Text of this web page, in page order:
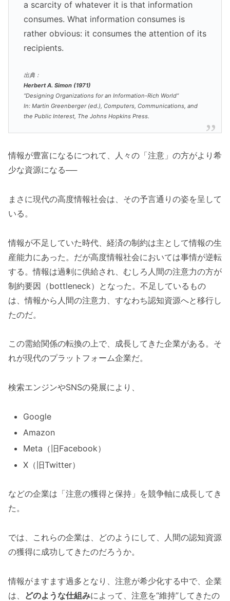
a scarcity of whatever it is that information
consumes. What information consumes is
rather obvious: it consumes the attention of its
recipients.
出典：
Herbert A. Simon (1971)
“Designing Organizations for an Information-Rich World”
In: Martin Greenberger (ed.), Computers, Communications, and
the Public Interest, The Johns Hopkins Press.
情報が豊富になるにつれて、人々の「注意」の方がより希
少な資源になる──
まさに現代の高度情報社会は、その予言通りの姿を呈して
いる。
情報が不足していた時代、経済の制約は主として情報の生
産能力にあった。だが高度情報社会においては事情が逆転
する。情報は過剰に供給され、むしろ人間の注意力の方が
制約要因（bottleneck）となった。不足しているもの
は、情報から人間の注意力、すなわち認知資源へと移行し
たのだ。
この需給関係の転換の上で、成長してきた企業がある。そ
れが現代のプラットフォーム企業だ。
検索エンジンやSNSの発展により、
Google
Amazon
Meta（旧Facebook）
X（旧Twitter）
などの企業は「注意の獲得と保持」を競争軸に成長してき
た。
では、これらの企業は、どのようにして、人間の認知資源
の獲得に成功してきたのだろうか。
情報がますます過多となり、注意が希少化する中で、企業
は、 どのような仕組みによって、注意を“維持”してきたの